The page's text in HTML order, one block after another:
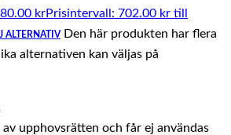
krPrisintervall: 702.00 kr till
ALTERNATIV Den här produkten har flera
alternativen kan väljas på
av upphovsrätten och får ej användas